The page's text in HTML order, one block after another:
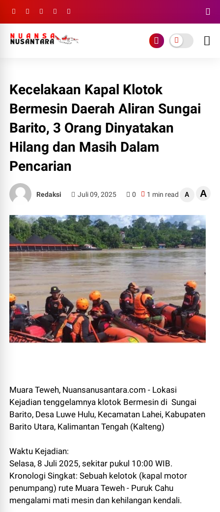
Kecelakaan Kapal Klotok
Bermesin Daerah Aliran Sungai
Barito, 3 Orang Dinyatakan
Hilang dan Masih Dalam
Pencarian
Redaksi Juli 09, 2025 0 1 min read A A
Muara Teweh, Nuansanusantara.com - Lokasi
Kejadian tenggelamnya klotok Bermesin di Sungai
Barito, Desa Luwe Hulu, Kecamatan Lahei, Kabupaten
Barito Utara, Kalimantan Tengah (Kalteng)
Waktu Kejadian:
Selasa, 8 Juli 2025, sekitar pukul 10:00 WIB.
Kronologi Singkat: Sebuah kelotok (kapal motor
penumpang) rute Muara Teweh - Puruk Cahu
mengalami mati mesin dan kehilangan kendali.